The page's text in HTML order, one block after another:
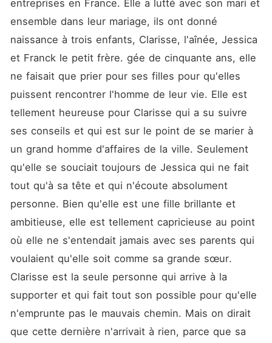
entreprises en France. Elle a lutté avec son mari et
ensemble dans leur mariage, ils ont donné
naissance à trois enfants, Clarisse, l'aînée, Jessica
et Franck le petit frère. gée de cinquante ans, elle
ne faisait que prier pour ses filles pour qu'elles
puissent rencontrer l'homme de leur vie. Elle est
tellement heureuse pour Clarisse qui a su suivre
ses conseils et qui est sur le point de se marier à
un grand homme d'affaires de la ville. Seulement
qu'elle se souciait toujours de Jessica qui ne fait
tout qu'à sa tête et qui n'écoute absolument
personne. Bien qu'elle est une fille brillante et
ambitieuse, elle est tellement capricieuse au point
où elle ne s'entendait jamais avec ses parents qui
voulaient qu'elle soit comme sa grande sœur.
Clarisse est la seule personne qui arrive à la
supporter et qui fait tout son possible pour qu'elle
n'emprunte pas le mauvais chemin. Mais on dirait
que cette dernière n'arrivait à rien, parce que sa